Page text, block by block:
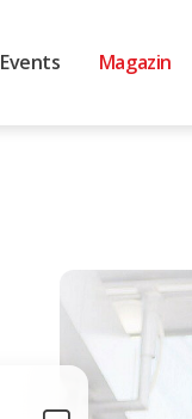
Events Magazin